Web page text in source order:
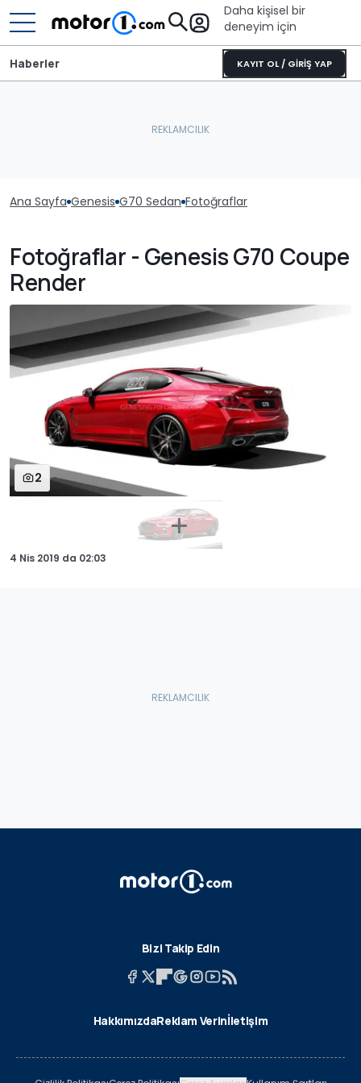
Daha kişisel bir
deneyim için
KAYIT OL / GİRİŞ YAP
Haberler
Ana Sayfa Genesis G70 Sedan Fotoğraflar
Fotoğraflar - Genesis G70 Coupe
Render
2
4 Nis 2019 da 02:03
Bizi Takip Edin
HakkımızdaReklam Verinİletişim